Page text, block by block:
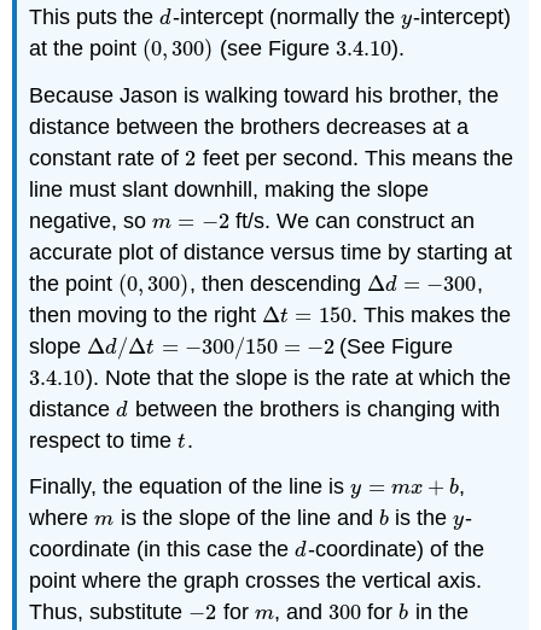
This puts thed
d-intercept (normally they
y-intercept)
at the point (0, 300)
(0, 300) (see Figure3.4.10
3.4.10).
Because Jason is walking toward his brother, the
distance between the brothers decreases at a
constant rate of 2
2 feet per second. This means the
line must slant downhill, making the slope
negative, som = −2
m=− 2
ft/s. We can construct an
accurate plot of distance versus time by starting at
the point (0, 300)
(0, 300), then descending Δd = −300
Δd=− 300
,
then moving to the right Δt = 150
Δt=150
. This makes the
slope Δd/Δt = −300/150 = −2
Δd/Δt= −300/150=−2 (See Figure
3.4.10
3.4.10). Note that the slope is the rate at which the
distanced
d between the brothers is changing with
respect to timet
t.
Finally, the equation of the line isy = mx + b
y =mx+b
,
wherem
m is the slope of the line and b
b is they
y-
coordinate (in this case thed
d-coordinate) of the
point where the graph crosses the vertical axis.
Thus, substitute −2
−2 for m
m, and 300
300for b
b in the